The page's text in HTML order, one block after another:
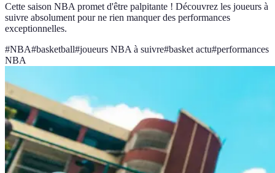
Cette saison NBA promet d'être palpitante ! Découvrez les joueurs à
suivre absolument pour ne rien manquer des performances
exceptionnelles.
#NBA#basketball#joueurs NBA à suivre#basket actu#performances
NBA